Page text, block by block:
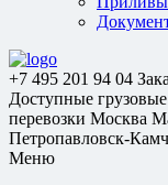
+7 495 201 94 04
Доступные грузовые
перевозки Москва
Петропавловск-
Меню